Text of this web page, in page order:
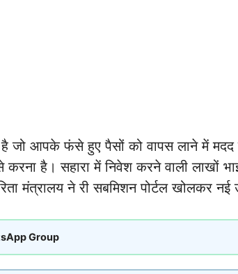
है जो आपके फंसे हुए पैसों को वापस लाने में मदद
है। सहारा में निवेश करने वाली लाखों
मंत्रालय ने री सबमिशन पोर्टल खोलकर नई
Group